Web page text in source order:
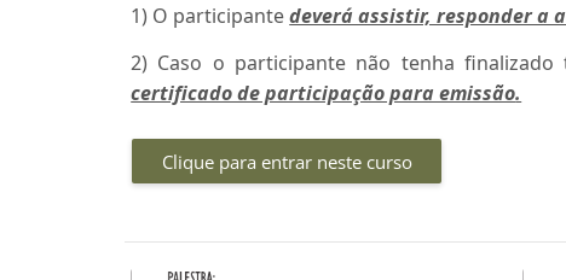
1) O participantedeverá assistir, responder a
2) Caso o participante não tenha
certificado de participação para emissão.
Clique para entrar neste curso